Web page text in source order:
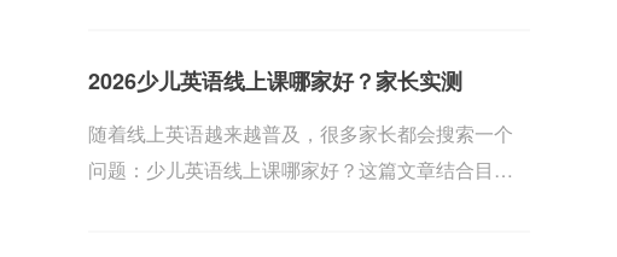
2026少儿英语线上课哪家好？家长实测
随着线上英语越来越普及，很多家长都会搜索一个
问题：少儿英语线上课哪家好？这篇文章结合目前